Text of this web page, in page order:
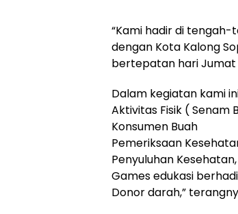
“Kami hadir di
dengan Kota Kalong
bertepatan hari Jumat
Dalam kegiatan kami
Aktivitas Fisik ( Senam
Konsumen Buah
Pemeriksaan
Penyuluhan Kesehatan,
Games edukasi
Donor darah,”